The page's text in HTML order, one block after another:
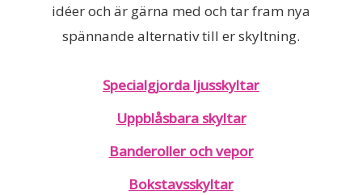
idéer och är gärna med och tar fram nya
spännande alternativ till er skyltning.
Specialgjorda ljusskyltar
Uppblåsbara skyltar
Banderoller och vepor
Bokstavsskyltar